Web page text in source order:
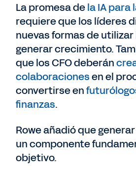
La promesa dela IA para
requiere que los líderes
nuevas formas de
generar crecimiento.
que los CFO deberán
colaboracionesen el
convertirse en
finanzas.
Rowe añadió que
un componente
objetivo.